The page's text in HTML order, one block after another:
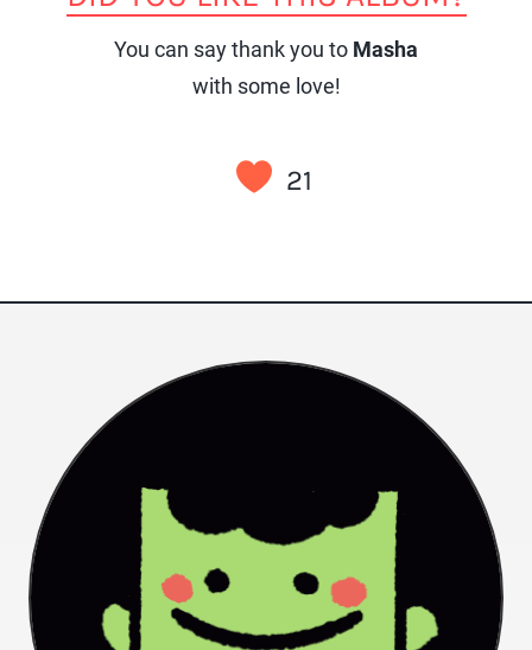
You can say thank you to Masha
with some love!
21